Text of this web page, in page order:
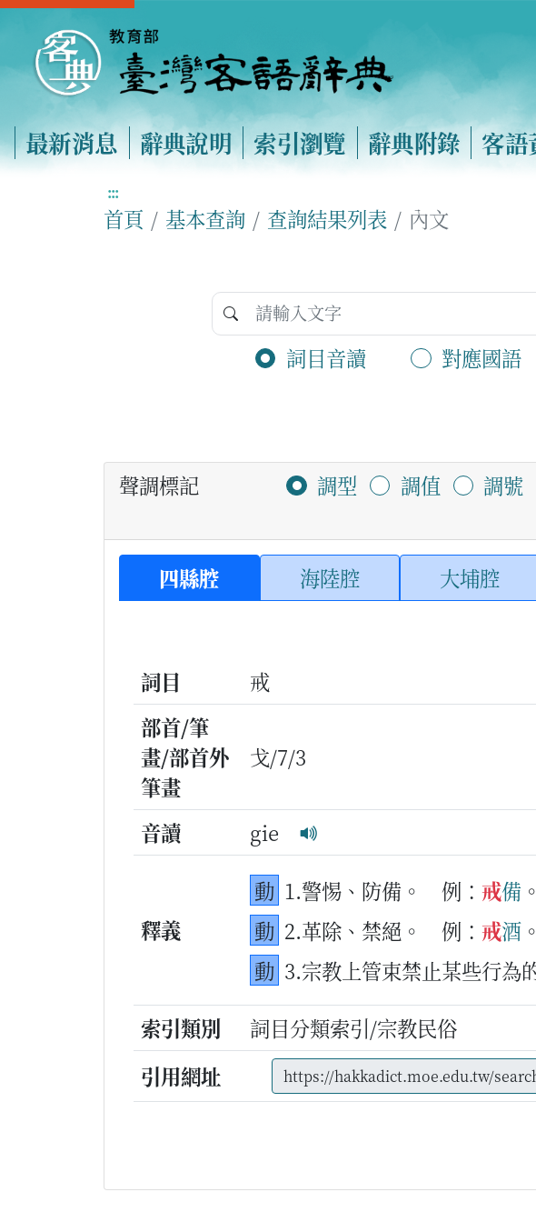
最新消息 辭典說明 索引瀏覽 辭典附錄 客語
:::
首頁 基本查詢 查詢結果列表 內文
詞目音讀 對應國語
聲調標記 調型 調值 調號
四縣腔 海陸腔 大埔腔
詞目
戒
部首/筆
畫/部首外
筆畫
戈/7/3
音讀 gie
釋義
動 1.警惕、防備。 例： 戒備 。
動 2.革除、禁絕。 例： 戒酒 。
動 3.宗教上管束禁止某些行為
索引類別
詞目分類索引/宗教民俗
引用網址